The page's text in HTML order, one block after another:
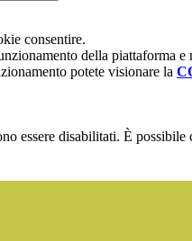
consentire.
della piattaforma
potete visionare la
essere disabilitati. È